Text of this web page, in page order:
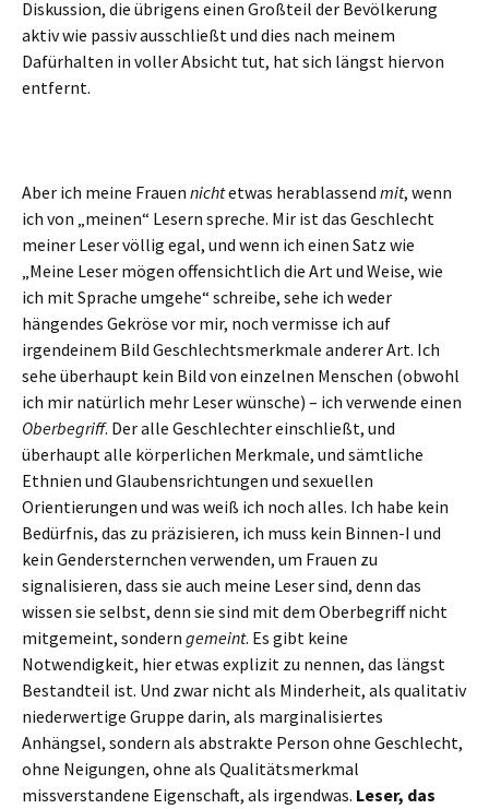
Diskussion, die übrigens einen Großteil der Bevölkerung
aktiv wie passiv ausschließt und dies nach meinem
Dafürhalten in voller Absicht tut, hat sich längst hiervon
entfernt.
Aber ich meine Frauen nichtetwas herablassend mit, wenn
ich von „meinen“ Lesern spreche. Mir ist das Geschlecht
meiner Leser völlig egal, und wenn ich einen Satz wie
„Meine Leser mögen offensichtlich die Art und Weise, wie
ich mit Sprache umgehe“ schreibe, sehe ich weder
hängendes Gekröse vor mir, noch vermisse ich auf
irgendeinem Bild Geschlechtsmerkmale anderer Art. Ich
sehe überhaupt kein Bild von einzelnen Menschen (obwohl
ich mir natürlich mehr Leser wünsche) – ich verwende einen
Oberbegriff. Der alle Geschlechter einschließt, und
überhaupt alle körperlichen Merkmale, und sämtliche
Ethnien und Glaubensrichtungen und sexuellen
Orientierungen und was weiß ich noch alles. Ich habe kein
Bedürfnis, das zu präzisieren, ich muss kein Binnen-I und
kein Gendersternchen verwenden, um Frauen zu
signalisieren, dass sie auch meine Leser sind, denn das
wissen sie selbst, denn sie sind mit dem Oberbegriff nicht
mitgemeint, sondern gemeint. Es gibt keine
Notwendigkeit, hier etwas explizit zu nennen, das längst
Bestandteil ist. Und zwar nicht als Minderheit, als qualitativ
niederwertige Gruppe darin, als marginalisiertes
Anhängsel, sondern als abstrakte Person ohne Geschlecht,
ohne Neigungen, ohne als Qualitätsmerkmal
missverstandene Eigenschaft, als irgendwas. Leser, das